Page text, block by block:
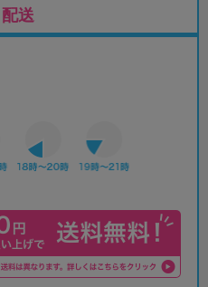
配送